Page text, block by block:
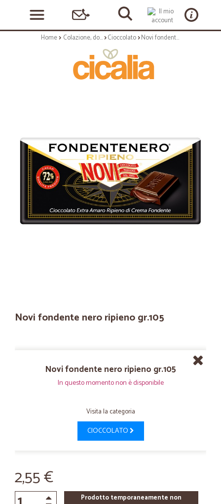
Home Colazione, dolciumi e snack Cioccolato Novi fondente nero ripieno gr.105
Novi fondente nero ripieno gr.105
Novi fondente nero ripieno gr.105
In questo momento non è disponibile
Visita la categoria
CIOCCOLATO
2,55 €
Prodotto temporaneamente non